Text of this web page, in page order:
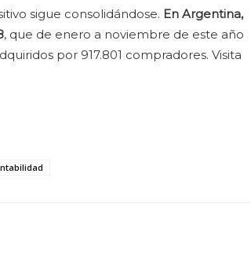
sigue consolidándose. En Argentina,
, que de enero a noviembre de este año
por 917.801 compradores. Visita